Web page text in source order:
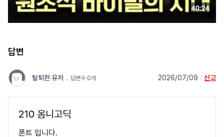
답변
탈퇴한 유저 ﹒ 답변수 0개 2026/07/09 신고
210 옴니고딕
폰트 입니다.